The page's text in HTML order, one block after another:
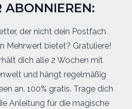
ABONNIEREN:
der nicht dein Postfach
Mehrwert bietet? Gratuliere!
dich alle 2 Wochen mit
und hängt regelmäßig
an. 100% gratis. Trage dich
Anleitung für die magische